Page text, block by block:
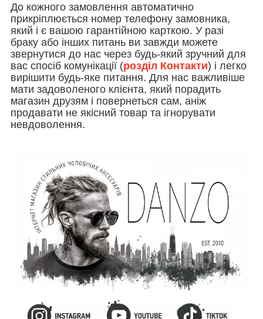
До кожного замовлення автоматично
прикріплюється номер телефону замовника,
який і є вашою гарантійною карткою. У разі
браку або інших питань ви завжди можете
звернутися до нас через будь-який зручний для
вас спосіб комунікації (розділ Контакти) і легко
вирішити будь-яке питання. Для нас важливіше
мати задоволеного клієнта, який порадить
магазин друзям і повернеться сам, аніж
продавати не якісний товар та ігнорувати
невдоволення.